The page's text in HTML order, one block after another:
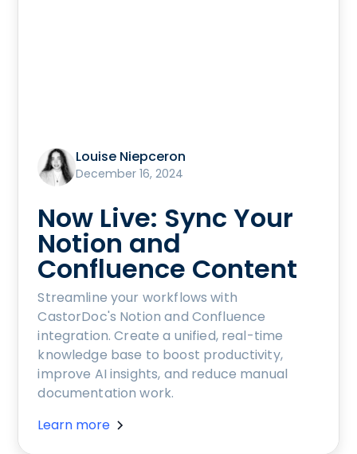
Louise Niepceron
December 16, 2024
Now Live: Sync Your
Notion and
Confluence Content
Streamline your workflows with
CastorDoc's Notion and Confluence
integration. Create a unified, real-time
knowledge base to boost productivity,
improve AI insights, and reduce manual
documentation work.
Learn more